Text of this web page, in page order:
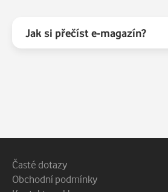
Jak si přečíst e-magazín?
Patička webu
Vedlejší navigace
Časté dotazy
Obchodní podmínky